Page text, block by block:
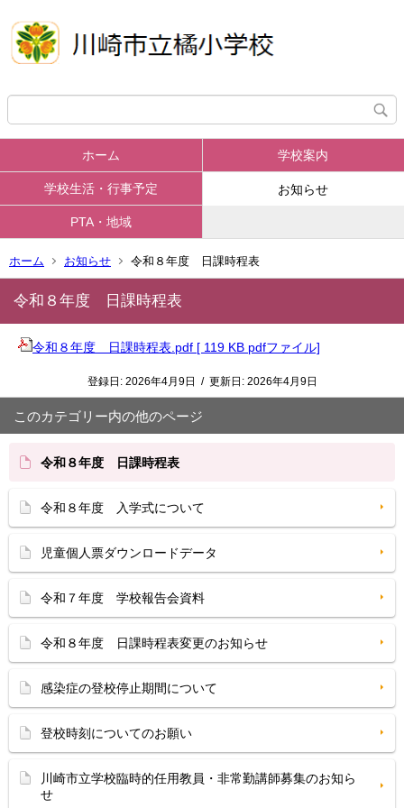
ホーム 学校案内
学校生活・行事予定 お知らせ
PTA・地域
ホーム お知らせ 令和８年度 日課時程表
令和８年度 日課時程表
令和８年度 日課時程表.pdf [ 119 KB pdfファイル]
登録日: 2026年4月9日 / 更新日: 2026年4月9日
このカテゴリー内の他のページ
令和８年度 日課時程表
令和８年度 入学式について
児童個人票ダウンロードデータ
令和７年度 学校報告会資料
令和８年度 日課時程表変更のお知らせ
感染症の登校停止期間について
登校時刻についてのお願い
川崎市立学校臨時的任用教員・非常勤講師募集のお知ら
せ